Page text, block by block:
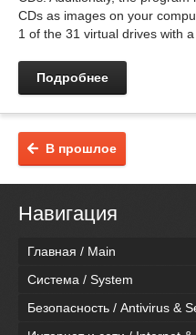
CDs as images on your
1 of the 31 virtual drives with a
Подробнее
В прошлое
Навигация
Главная / Main
Система / System
Безопасность / Antivirus &